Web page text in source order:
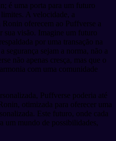
é uma porta para um futuro
A velocidade, a
Ronin oferecem ao Puffverse a
sua visão. Imagine um futuro
por uma transação na
segurança sejam a norma, não a
não apenas cresça, mas que o
com uma comunidade
Puffverse poderia até
otimizada para oferecer uma
Este futuro, onde cada
um mundo de possibilidades,